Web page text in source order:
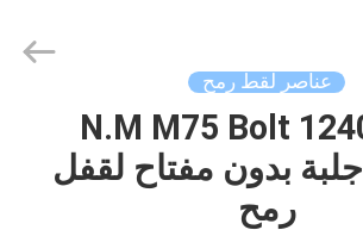
عناصر لقط رمح
أسود 1240 N.M M75 Bolt
Climax جلبة بدون مفتاح لقفل
رمح